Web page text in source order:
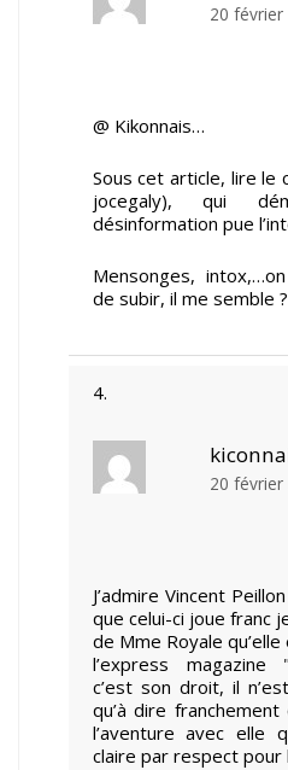
20 février
@ Kikonnais…
Sous cet article, lire le
jocegaly), qui
désinformation pue
Mensonges,
de subir, il me semble ?
20 février
J’admire Vincent
que celui-ci joue franc
de Mme Royale
l’express magazine
c’est son droit, il
qu’à dire
l’aventure avec elle
claire par respect pour